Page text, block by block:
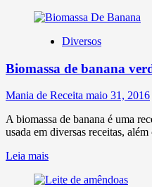
Diversos
Biomassa de banana
Mania de Receita maio 31, 2016
A biomassa de banana é uma
usada em diversas receitas,
Leia mais